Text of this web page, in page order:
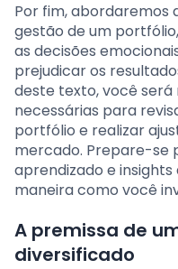
Por fim, abordaremos
gestão de um
as decisões
prejudicar os
deste texto, você será
necessárias para
portfólio e realizar
mercado. Prepare-se
aprendizado e
maneira como você
A premissa de
diversificado